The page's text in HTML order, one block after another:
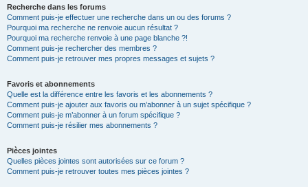
Recherche dans les forums
Comment puis-je effectuer une recherche dans un ou des forums ?
Pourquoi ma recherche ne renvoie aucun résultat ?
Pourquoi ma recherche renvoie à une page blanche ?!
Comment puis-je rechercher des membres ?
Comment puis-je retrouver mes propres messages et sujets ?
Favoris et abonnements
Quelle est la différence entre les favoris et les abonnements ?
Comment puis-je ajouter aux favoris ou m’abonner à un sujet spécifique ?
Comment puis-je m’abonner à un forum spécifique ?
Comment puis-je résilier mes abonnements ?
Pièces jointes
Quelles pièces jointes sont autorisées sur ce forum ?
Comment puis-je retrouver toutes mes pièces jointes ?